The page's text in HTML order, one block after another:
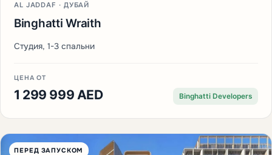
AL JADDAF · ДУБАЙ
Binghatti Wraith
Студия, 1-3 спальни
ЦЕНА ОТ
1 299 999 AED Binghatti Developers
ПЕРЕД ЗАПУСКОМ